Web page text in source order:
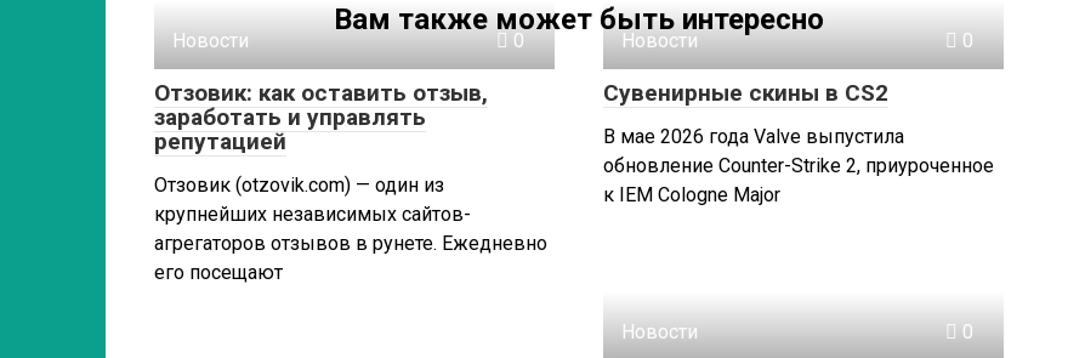
Вам также может быть интересно
Новости 0
Отзовик: как оставить отзыв,
заработать и управлять
репутацией
Отзовик (otzovik.com) — один из
крупнейших независимых сайтов-
агрегаторов отзывов в рунете. Ежедневно
его посещают
Новости 0
Сувенирные скины в CS2
В мае 2026 года Valve выпустила
обновление Counter-Strike 2, приуроченное
к IEM Cologne Major
Новости 0